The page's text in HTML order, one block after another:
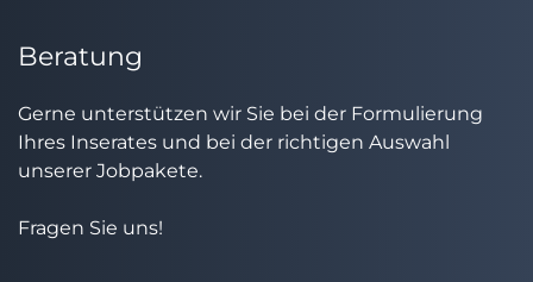
Beratung
Gerne unterstützen wir Sie bei der Formulierung
Ihres Inserates und bei der richtigen Auswahl
unserer Jobpakete.
Fragen Sie uns!